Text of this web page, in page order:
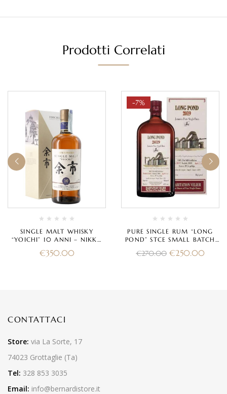
Prodotti Correlati
SINGLE MALT WHISKY
“YOICHI” 10 ANNI – NIKKA
€350.00
-7%
PURE SINGLE RUM “LONG
POND” STCE SMALL BATCH
VELIER (CON ASTUCCIO)
€270.00 €250.00
CONTATTACI
Store: via La Sorte, 17
74023 Grottaglie (Ta)
Tel: 328 853 3035
Email: info@bernardistore.it